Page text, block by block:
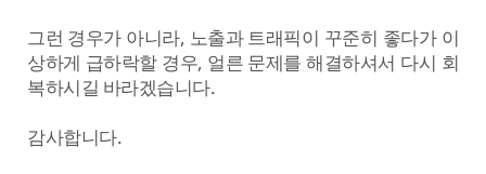
그런 경우가 아니라, 노출과 트래픽이 꾸준히 좋다가 이
상하게 급하락할 경우, 얼른 문제를 해결하셔서 다시 회
복하시길 바라겠습니다.
감사합니다.